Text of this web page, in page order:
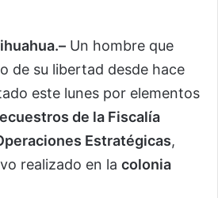
Un hombre que
de su libertad desde hace
este lunes por elementos
de la Fiscalía
Estratégicas,
realizado en la colonia